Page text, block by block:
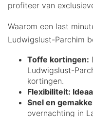
profiteer van
Waarom een last
Ludwigslust-Parchim
Toffe kortingen:
Ludwigslust-
kortingen.
Flexibiliteit:
Snel en
overnachting in